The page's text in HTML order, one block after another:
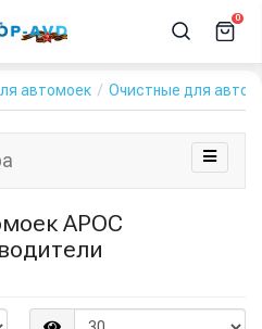
0
автомоек Очистные для
АРОС